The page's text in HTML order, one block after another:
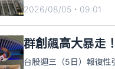
近4萬張，受此激勵，股
2026/08/05・09:01
群創飆高大暴走
台股週三（5日）報復